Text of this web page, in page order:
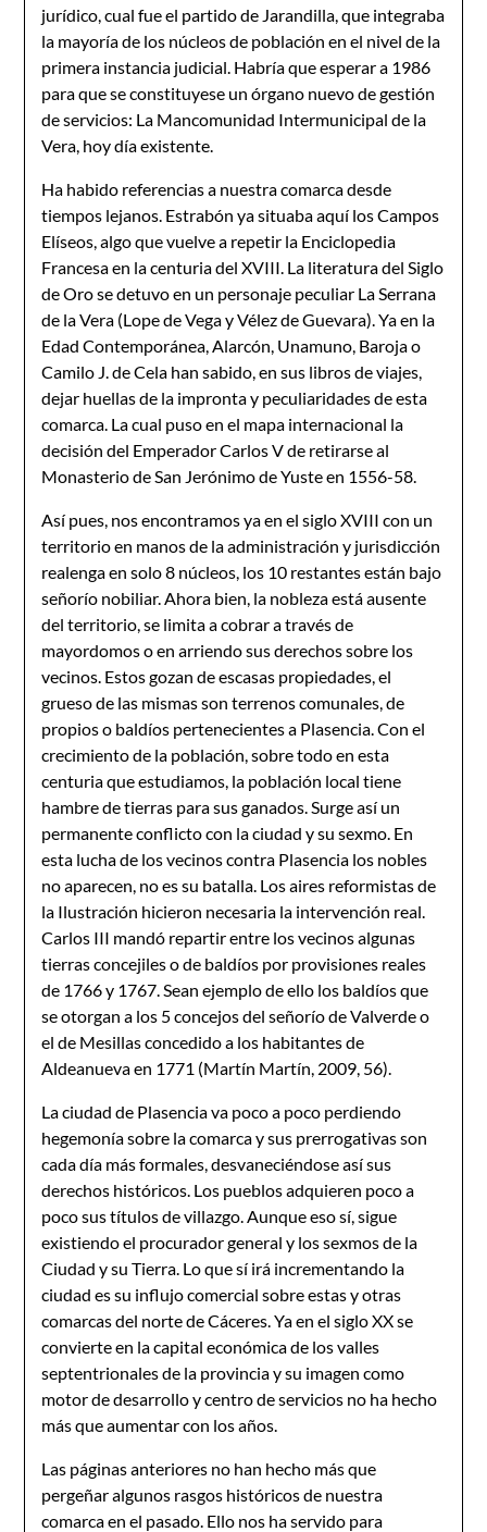
jurídico, cual fue el partido de Jarandilla, que integraba
la mayoría de los núcleos de población en el nivel de la
primera instancia judicial. Habría que esperar a 1986
para que se constituyese un órgano nuevo de gestión
de servicios: La Mancomunidad Intermunicipal de la
Vera, hoy día existente.
Ha habido referencias a nuestra comarca desde
tiempos lejanos. Estrabón ya situaba aquí los Campos
Elíseos, algo que vuelve a repetir la Enciclopedia
Francesa en la centuria del XVIII. La literatura del Siglo
de Oro se detuvo en un personaje peculiar La Serrana
de la Vera (Lope de Vega y Vélez de Guevara). Ya en la
Edad Contemporánea, Alarcón, Unamuno, Baroja o
Camilo J. de Cela han sabido, en sus libros de viajes,
dejar huellas de la impronta y peculiaridades de esta
comarca. La cual puso en el mapa internacional la
decisión del Emperador Carlos V de retirarse al
Monasterio de San Jerónimo de Yuste en 1556-58.
Así pues, nos encontramos ya en el siglo XVIII con un
territorio en manos de la administración y jurisdicción
realenga en solo 8 núcleos, los 10 restantes están bajo
señorío nobiliar. Ahora bien, la nobleza está ausente
del territorio, se limita a cobrar a través de
mayordomos o en arriendo sus derechos sobre los
vecinos. Estos gozan de escasas propiedades, el
grueso de las mismas son terrenos comunales, de
propios o baldíos pertenecientes a Plasencia. Con el
crecimiento de la población, sobre todo en esta
centuria que estudiamos, la población local tiene
hambre de tierras para sus ganados. Surge así un
permanente conflicto con la ciudad y su sexmo. En
esta lucha de los vecinos contra Plasencia los nobles
no aparecen, no es su batalla. Los aires reformistas de
la Ilustración hicieron necesaria la intervención real.
Carlos III mandó repartir entre los vecinos algunas
tierras concejiles o de baldíos por provisiones reales
de 1766 y 1767. Sean ejemplo de ello los baldíos que
se otorgan a los 5 concejos del señorío de Valverde o
el de Mesillas concedido a los habitantes de
Aldeanueva en 1771 (Martín Martín, 2009, 56).
La ciudad de Plasencia va poco a poco perdiendo
hegemonía sobre la comarca y sus prerrogativas son
cada día más formales, desvaneciéndose así sus
derechos históricos. Los pueblos adquieren poco a
poco sus títulos de villazgo. Aunque eso sí, sigue
existiendo el procurador general y los sexmos de la
Ciudad y su Tierra. Lo que sí irá incrementando la
ciudad es su influjo comercial sobre estas y otras
comarcas del norte de Cáceres. Ya en el siglo XX se
convierte en la capital económica de los valles
septentrionales de la provincia y su imagen como
motor de desarrollo y centro de servicios no ha hecho
más que aumentar con los años.
Las páginas anteriores no han hecho más que
pergeñar algunos rasgos históricos de nuestra
comarca en el pasado. Ello nos ha servido para